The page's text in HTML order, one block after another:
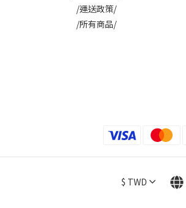
/運送政策/
/所有商品/
$ TWD